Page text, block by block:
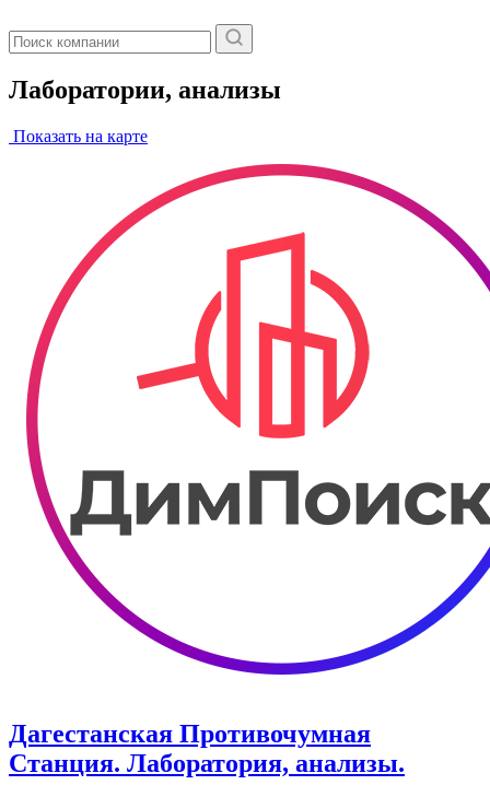
Лаборатории, анализы
Показать на карте
Дагестанская Противочумная
Станция. Лаборатория, анализы.